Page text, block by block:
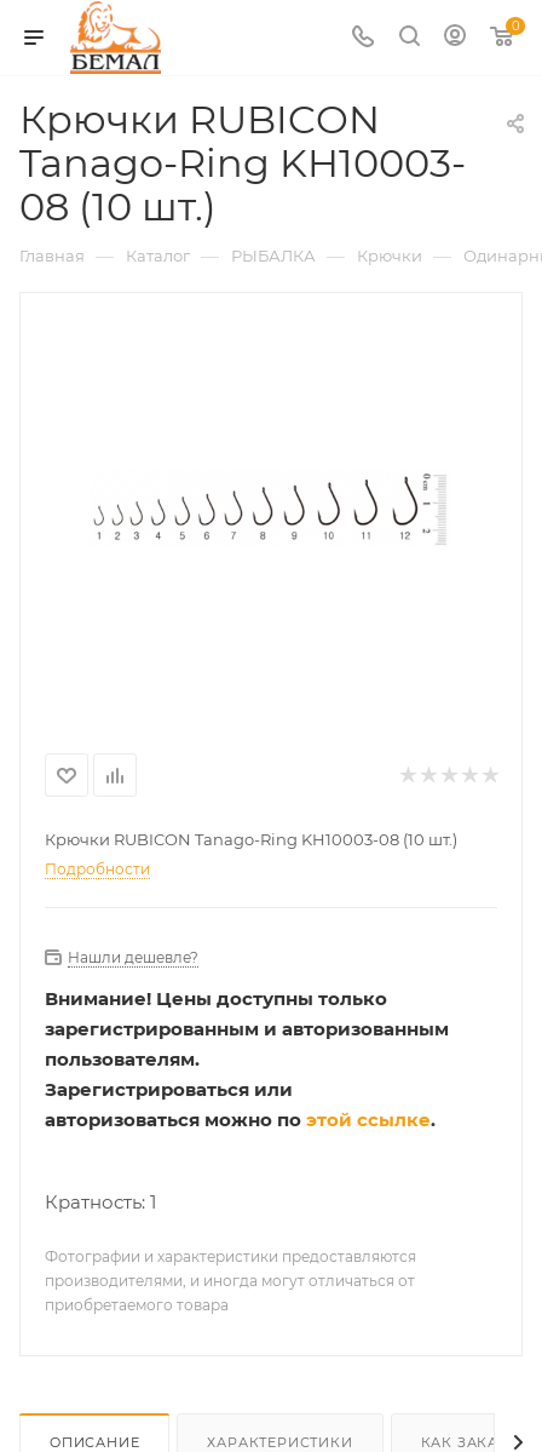
0
Крючки RUBICON
Tanago-Ring KH10003-
08 (10 шт.)
Главная — Каталог — РЫБАЛКА — Крючки —
Крючки RUBICON Tanago-Ring KH10003-08 (10 шт.)
Подробности
Нашли дешевле?
Внимание! Цены доступны только
зарегистрированным и авторизованным
пользователям.
Зарегистрироваться или
авторизоваться можно по этой ссылке.
Кратность: 1
Фотографии и характеристики предоставляются
производителями, и иногда могут отличаться от
приобретаемого товара
ОПИСАНИЕ ХАРАКТЕРИСТИКИ КАК ЗАКАЗАТЬ